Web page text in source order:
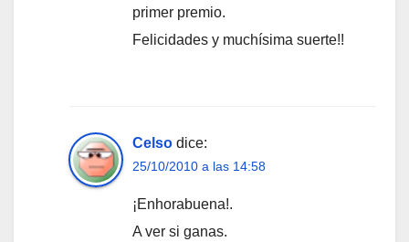
primer premio.
Felicidades y muchísima suerte!!
Celso dice:
25/10/2010 a las 14:58
¡Enhorabuena!.
A ver si ganas.